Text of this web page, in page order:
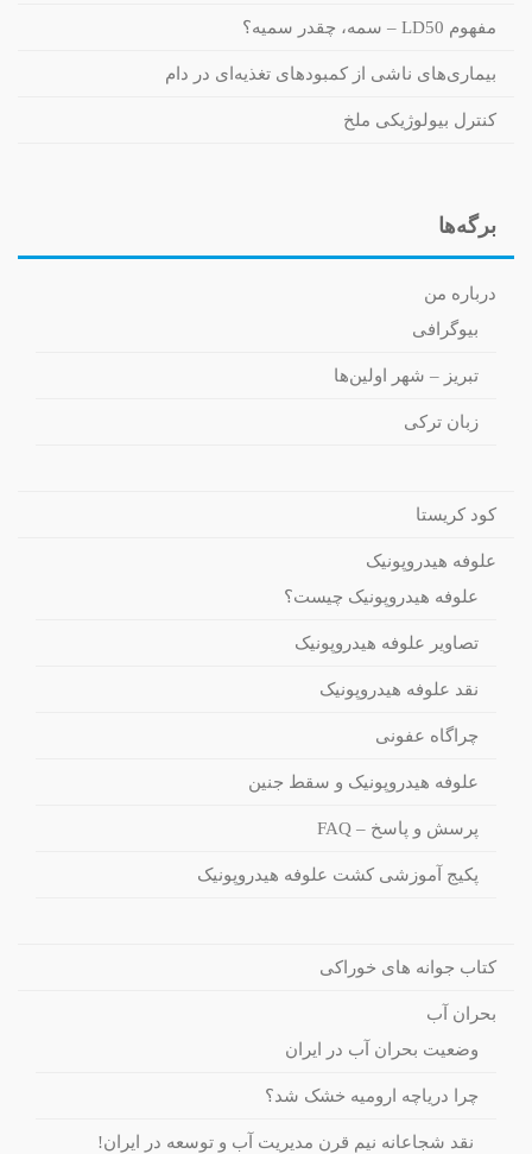
مفهوم LD50 – سمه، چقدر سمیه؟
بیماری‌های ناشی از کمبودهای تغذیه‌ای در دام
کنترل بیولوژیکی ملخ
برگه‌ها
درباره من
بیوگرافی
تبریز – شهر اولین‌ها
زبان ترکی
کود کریستا
علوفه هیدروپونیک
علوفه هیدروپونیک چیست؟
تصاویر علوفه هیدروپونیک
نقد علوفه هیدروپونیک
چراگاه عفونی
علوفه هیدروپونیک و سقط جنین
پرسش و پاسخ – FAQ
پکیج آموزشی کشت علوفه هیدروپونیک
کتاب جوانه های خوراکی
بحران آب
وضعیت بحران آب در ایران
چرا دریاچه ارومیه خشک شد؟
نقد شجاعانه نیم قرن مدیریت آب و توسعه در ایران!